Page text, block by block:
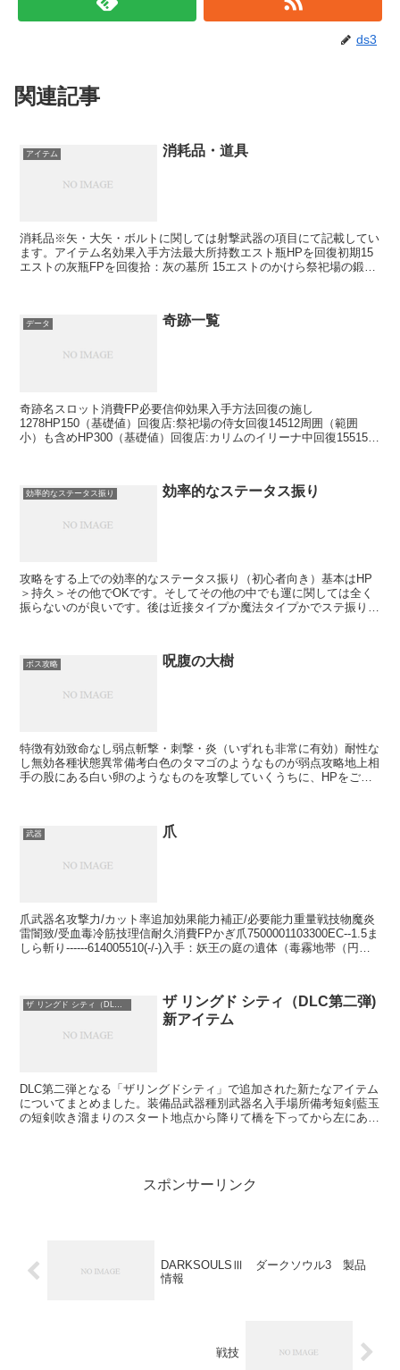
ds3
関連記事
アイテム 消耗品・道具
消耗品※矢・大矢・ボルトに関しては射撃武器の項目にて記載してい
ます。アイテム名効果入手方法最大所持数エスト瓶HPを回復初期15
エストの灰瓶FPを回復拾：灰の墓所 15エストのかけら祭祀場の鍛冶
データ 奇跡一覧
奇跡名スロット消費FP必要信仰効果入手方法回復の施し
1278HP150（基礎値）回復店:祭祀場の侍女回復14512周囲（範囲
小）も含めHP300（基礎値）回復店:カリムのイリーナ中回復15515周
効率的なステータス振り 効率的なステータス振り
攻略をする上での効率的なステータス振り（初心者向き）基本はHP
＞持久＞その他でOKです。そしてその他の中でも運に関しては全く
振らないのが良いです。後は近接タイプか魔法タイプかでステ振りの
ボス攻略 呪腹の大樹
特徴有効致命なし弱点斬撃・刺撃・炎（いずれも非常に有効）耐性な
し無効各種状態異常備考白色のタマゴのようなものが弱点攻略地上相
手の股にある白い卵のようなものを攻撃していくうちに、HPをごっ
武器 爪
爪武器名攻撃力/カット率追加効果能力補正/必要能力重量戦技物魔炎
雷闇致/受血毒冷筋技理信耐久消費FPかぎ爪7500001103300EC--1.5ま
しら斬り------614005510(-/-)入手：妖王の庭の遺体（毒霧地帯（円形
ザ リングド シティ（DLC第二弾)
新アイテム
DLC第二弾となる「ザリングドシティ」で追加された新たなアイテム
についてまとめました。装備品武器種別武器名入手場所備考短剣藍玉
の短剣吹き溜まりのスタート地点から降りて橋を下ってから左にある
スポンサーリンク
DARKSOULSⅢ ダークソウル3 製品
情報
戦技